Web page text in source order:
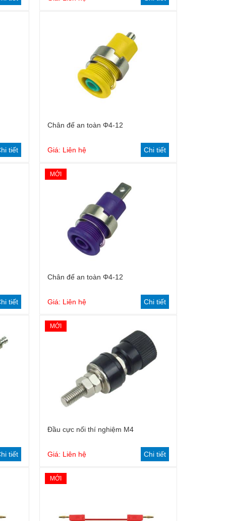
tiết
Chân đế an toàn Φ4-12
Giá: Liên hệ Chi tiết
tiết
MỚI
Chân đế an toàn Φ4-12
Giá: Liên hệ Chi tiết
tiết
MỚI
Đầu cực nối thí nghiệm M4
Giá: Liên hệ Chi tiết
MỚI